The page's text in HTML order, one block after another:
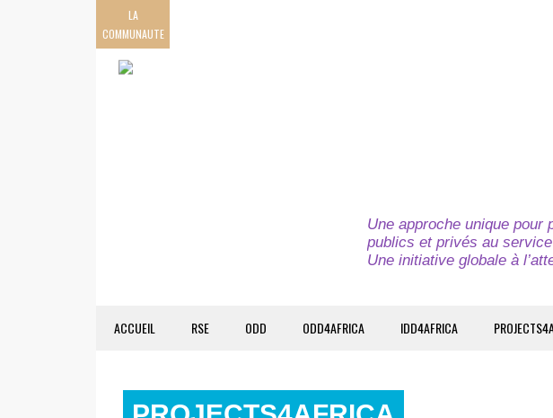
LA
COMMUNAUTE
Une approche unique
publics et privés au
Une initiative globale à
ACCUEIL RSE ODD ODD4AFRICA IDD4AFRICA